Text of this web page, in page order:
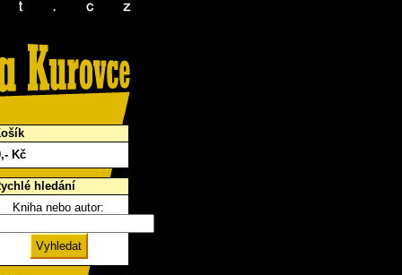
,- Kč
hledání
Kniha nebo autor: